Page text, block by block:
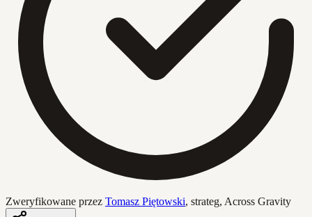
Zweryfikowane przez Tomasz Piętowski, strateg, Across Gravity